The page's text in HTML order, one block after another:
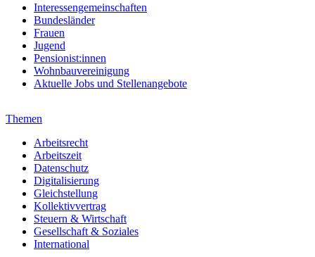
Interessengemeinschaften
Bundesländer
Frauen
Jugend
Pensionist:innen
Wohnbauvereinigung
Aktuelle Jobs und Stellenangebote
Themen
Arbeitsrecht
Arbeitszeit
Datenschutz
Digitalisierung
Gleichstellung
Kollektivvertrag
Steuern & Wirtschaft
Gesellschaft & Soziales
International